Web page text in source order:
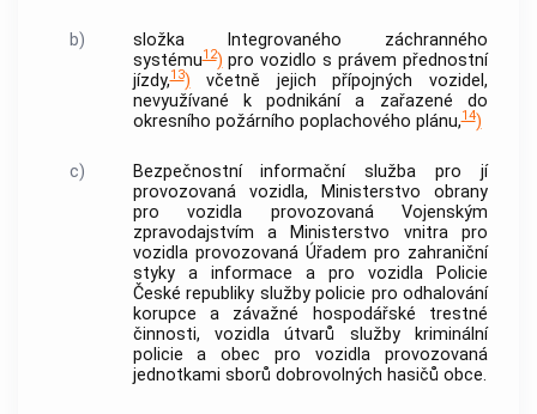
b)
složka Integrovaného záchranného
systému12) pro vozidlo s právem přednostní
jízdy,13) včetně jejich přípojných vozidel,
nevyužívané k podnikání a zařazené do
okresního požárního poplachového plánu,14)
c)
Bezpečnostní informační služba pro jí
provozovaná vozidla, Ministerstvo obrany
pro vozidla provozovaná Vojenským
zpravodajstvím a Ministerstvo vnitra pro
vozidla provozovaná Úřadem pro zahraniční
styky a informace a pro vozidla
Policie
České republiky službypolicie pro odhalování
korupce a závažné hospodářské trestné
činnosti, vozidla útvarů služby kriminální
policie a obec pro vozidla provozovaná
jednotkami sborů dobrovolných hasičů obce.